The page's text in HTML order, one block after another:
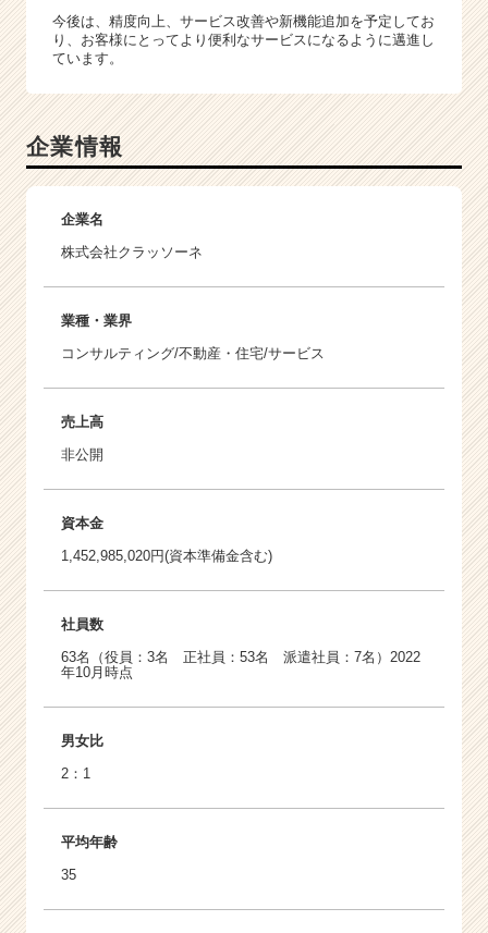
今後は、精度向上、サービス改善や新機能追加を予定してお
り、お客様にとってより便利なサービスになるように邁進し
ています。
企業情報
企業名
株式会社クラッソーネ
業種・業界
コンサルティング/不動産・住宅/サービス
売上高
非公開
資本金
1,452,985,020円(資本準備金含む)
社員数
63名（役員：3名 正社員：53名 派遣社員：7名）2022
年10月時点
男女比
2：1
平均年齢
35